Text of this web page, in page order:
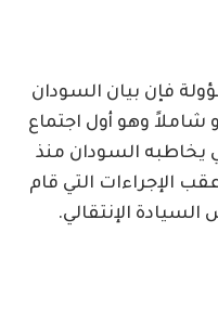
فإن بيان السودان
شاملاً وهو أول اجتماع
يخاطبه السودان منذ
عضويته فى أكتوبر 2021 عقب الإجراءات التي قام
الإنتقالي.